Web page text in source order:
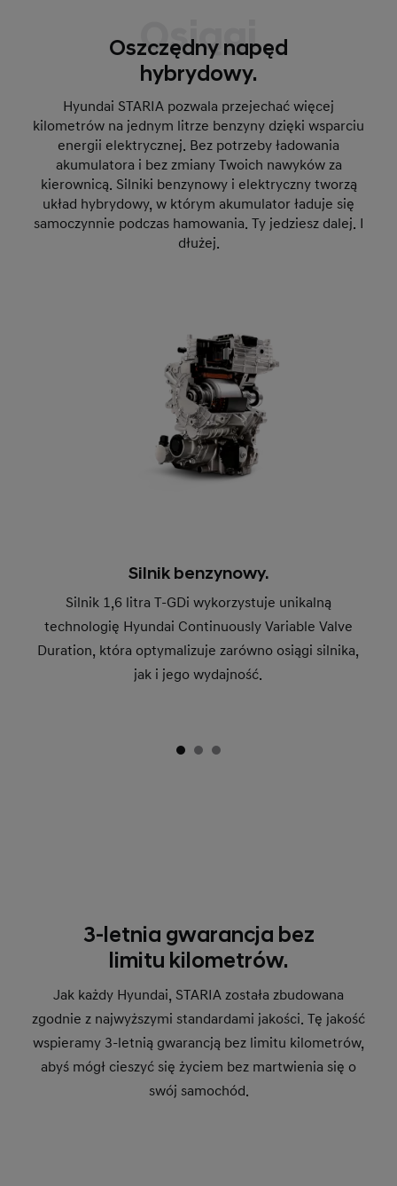
Osiągi
Oszczędny napęd
hybrydowy.
Hyundai STARIA pozwala przejechać więcej
kilometrów na jednym litrze benzyny dzięki wsparciu
energii elektrycznej. Bez potrzeby ładowania
akumulatora i bez zmiany Twoich nawyków za
kierownicą. Silniki benzynowy i elektryczny tworzą
układ hybrydowy, w którym akumulator ładuje się
samoczynnie podczas hamowania. Ty jedziesz dalej. I
dłużej.
Silnik benzynowy.
Silnik 1,6 litra T-GDi wykorzystuje unikalną
technologię Hyundai Continuously Variable Valve
Duration, która optymalizuje zarówno osiągi silnika,
jak i jego wydajność.
3-letnia gwarancja bez
limitu kilometrów.
Jak każdy Hyundai, STARIA została zbudowana
zgodnie z najwyższymi standardami jakości. Tę jakość
wspieramy 3-letnią gwarancją bez limitu kilometrów,
abyś mógł cieszyć się życiem bez martwienia się o
swój samochód.